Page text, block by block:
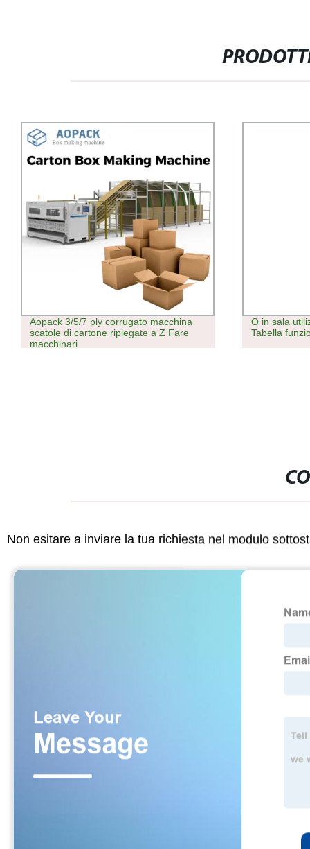
O in sala utilizzare quattro funzioni
Tabella funzionamento elettrico multiuso
FSH
diagnostico
Non esitare a inviare la tua richiesta nel modulo